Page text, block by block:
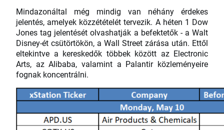
Mindazonáltal még mindig van néhány érdekes
jelentés, amelyek közzétételét tervezik. A héten 1 Dow
Jones tag jelentését olvashatják a befektetők - a Walt
Disney-ét csütörtökön, a Wall Street zárása után. Ettől
eltekintve a kereskedők többek között az Electronic
Arts, az Alibaba, valamint a Palantir közleményeire
fognak koncentrálni.